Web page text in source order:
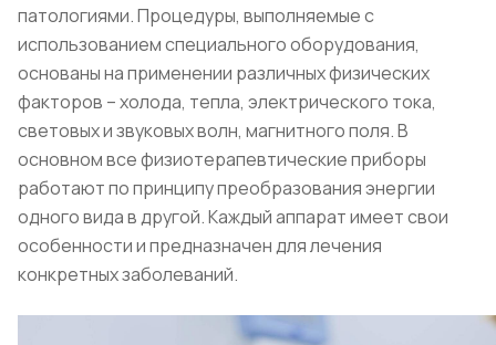
патологиями. Процедуры, выполняемые с
использованием специального оборудования,
основаны на применении различных физических
факторов – холода, тепла, электрического тока,
световых и звуковых волн, магнитного поля. В
основном все физиотерапевтические приборы
работают по принципу преобразования энергии
одного вида в другой. Каждый аппарат имеет свои
особенности и предназначен для лечения
конкретных заболеваний.